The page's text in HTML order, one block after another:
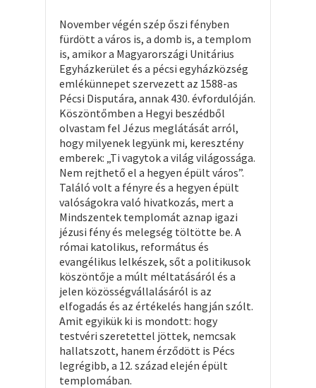
November végén szép őszi fényben
fürdött a város is, a domb is, a templom
is, amikor a Magyarországi Unitárius
Egyházkerület és a pécsi egyházközség
emlékünnepet szervezett az 1588-as
Pécsi Disputára, annak 430. évfordulóján.
Köszöntőmben a Hegyi beszédből
olvastam fel Jézus meglátását arról,
hogy milyenek legyünk mi, keresztény
emberek: „Ti vagytok a világ világossága.
Nem rejthető el a hegyen épült város”.
Találó volt a fényre és a hegyen épült
valóságokra való hivatkozás, mert a
Mindszentek templomát aznap igazi
jézusi fény és melegség töltötte be. A
római katolikus, református és
evangélikus lelkészek, sőt a politikusok
köszöntője a múlt méltatásáról és a
jelen közösségvállalásáról is az
elfogadás és az értékelés hangján szólt.
Amit egyikük ki is mondott: hogy
testvéri szeretettel jöttek, nemcsak
hallatszott, hanem érződött is Pécs
legrégibb, a 12. század elején épült
templomában.